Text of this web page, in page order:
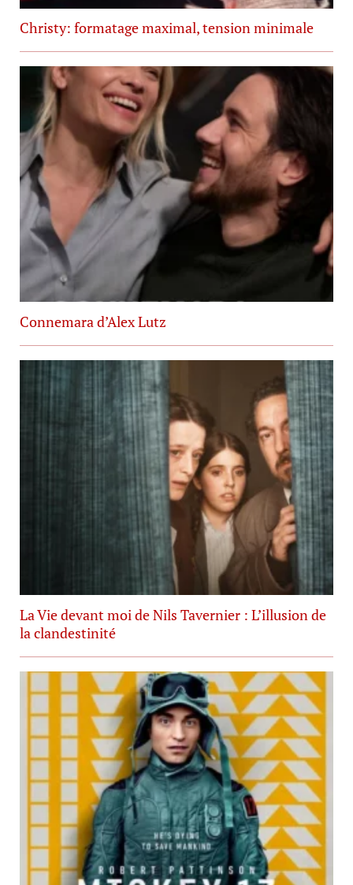
Christy: formatage maximal, tension minimale
Connemara d’Alex Lutz
La Vie devant moi de Nils Tavernier : L’illusion de
la clandestinité